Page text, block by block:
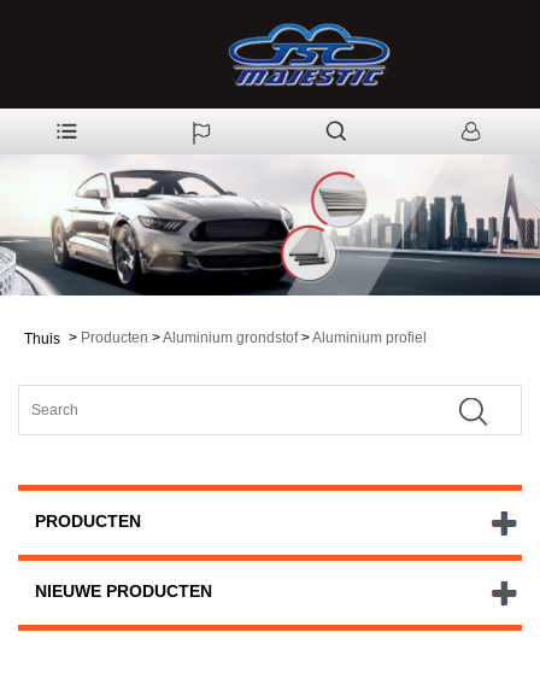
Thuis > Producten >Aluminium grondstof>Aluminium profiel
PRODUCTEN
NIEUWE PRODUCTEN